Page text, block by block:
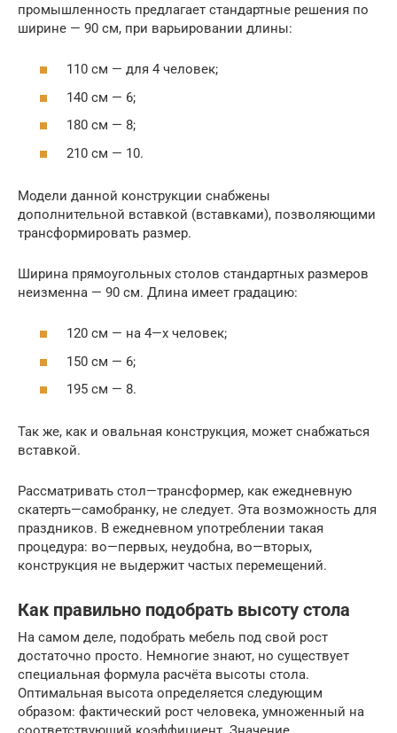
промышленность предлагает стандартные решения по
ширине — 90 см, при варьировании длины:
110 см — для 4 человек;
140 см — 6;
180 см — 8;
210 см — 10.
Модели данной конструкции снабжены
дополнительной вставкой (вставками), позволяющими
трансформировать размер.
Ширина прямоугольных столов стандартных размеров
неизменна — 90 см. Длина имеет градацию:
120 см — на 4—х человек;
150 см — 6;
195 см — 8.
Так же, как и овальная конструкция, может снабжаться
вставкой.
Рассматривать стол—трансформер, как ежедневную
скатерть—самобранку, не следует. Эта возможность для
праздников. В ежедневном употреблении такая
процедура: во—первых, неудобна, во—вторых,
конструкция не выдержит частых перемещений.
Как правильно подобрать высоту стола
На самом деле, подобрать мебель под свой рост
достаточно просто. Немногие знают, но существует
специальная формула расчёта высоты стола.
Оптимальная высота определяется следующим
образом: фактический рост человека, умноженный на